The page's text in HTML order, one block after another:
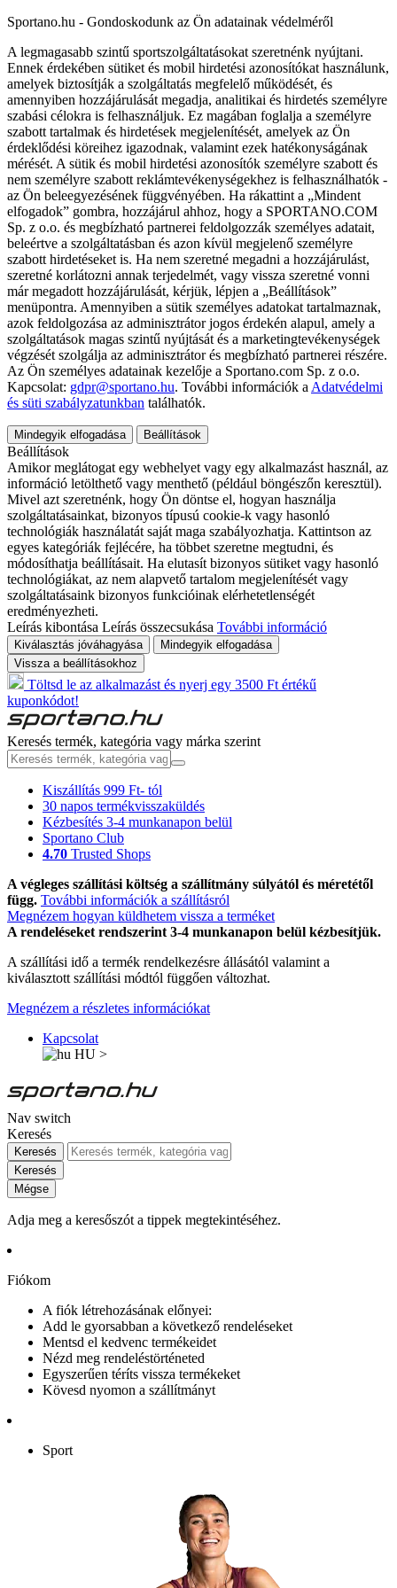
Sportano.hu - Gondoskodunk az Ön adatainak védelméről
A legmagasabb szintű sportszolgáltatásokat szeretnénk nyújtani.
Ennek érdekében sütiket és mobil hirdetési azonosítókat használunk,
amelyek biztosítják a szolgáltatás megfelelő működését, és
amennyiben hozzájárulását megadja, analitikai és hirdetés személyre
szabási célokra is felhasználjuk. Ez magában foglalja a személyre
szabott tartalmak és hirdetések megjelenítését, amelyek az Ön
érdeklődési köreihez igazodnak, valamint ezek hatékonyságának
mérését. A sütik és mobil hirdetési azonosítók személyre szabott és
nem személyre szabott reklámtevékenységekhez is felhasználhatók -
az Ön beleegyezésének függvényében. Ha rákattint a „Mindent
elfogadok” gombra, hozzájárul ahhoz, hogy a SPORTANO.COM
Sp. z o.o. és megbízható partnerei feldolgozzák személyes adatait,
beleértve a szolgáltatásban és azon kívül megjelenő személyre
szabott hirdetéseket is. Ha nem szeretné megadni a hozzájárulást,
szeretné korlátozni annak terjedelmét, vagy vissza szeretné vonni
már megadott hozzájárulását, kérjük, lépjen a „Beállítások”
menüpontra. Amennyiben a sütik személyes adatokat tartalmaznak,
azok feldolgozása az adminisztrátor jogos érdekén alapul, amely a
szolgáltatások magas szintű nyújtását és a marketingtevékenységek
végzését szolgálja az adminisztrátor és megbízható partnerei részére.
Az Ön személyes adatainak kezelője a Sportano.com Sp. z o.o.
Kapcsolat: gdpr@sportano.hu. További információk a Adatvédelmi
és süti szabályzatunkban találhatók.
Mindegyik elfogadása Beállítások
Beállítások
Amikor meglátogat egy webhelyet vagy egy alkalmazást használ, az
információ letölthető vagy menthető (például böngészőn keresztül).
Mivel azt szeretnénk, hogy Ön döntse el, hogyan használja
szolgáltatásainkat, bizonyos típusú cookie-k vagy hasonló
technológiák használatát saját maga szabályozhatja. Kattintson az
egyes kategóriák fejlécére, ha többet szeretne megtudni, és
módosíthatja beállításait. Ha elutasít bizonyos sütiket vagy hasonló
technológiákat, az nem alapvető tartalom megjelenítését vagy
szolgáltatásaink bizonyos funkcióinak elérhetetlenségét
eredményezheti.
Leírás kibontása Leírás összecsukása További információ
Kiválasztás jóváhagyása
Mindegyik elfogadása
Vissza a beállításokhoz
Töltsd le az alkalmazást és nyerj egy 3500 Ft értékű
kuponkódot!
Keresés termék, kategória vagy márka szerint
Kiszállítás 999 Ft- tól
30 napos termékvisszaküldés
Kézbesítés 3-4 munkanapon belül
Sportano Club
4.70 Trusted Shops
A végleges szállítási költség a szállítmány súlyától és méretétől
függ. További információk a szállításról
Megnézem hogyan küldhetem vissza a terméket
A rendeléseket rendszerint 3-4 munkanapon belül kézbesítjük.
A szállítási idő a termék rendelkezésre állásától valamint a
kiválasztott szállítási módtól függően változhat.
Megnézem a részletes információkat
Kapcsolat
HU >
Nav switch
Keresés
Keresés
Keresés
Mégse
Adja meg a keresőszót a tippek megtekintéséhez.
Fiókom
A fiók létrehozásának előnyei:
Add le gyorsabban a következő rendeléseket
Mentsd el kedvenc termékeidet
Nézd meg rendeléstörténeted
Egyszerűen téríts vissza termékeket
Kövesd nyomon a szállítmányt
Sport